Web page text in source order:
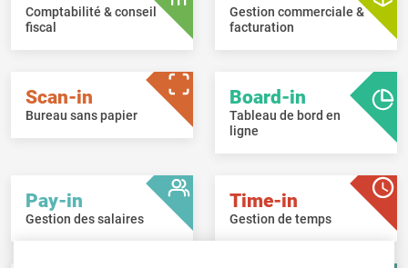
Comptabilité & conseil
fiscal
Gestion commerciale &
facturation
Scan-in
Bureau sans papier
Board-in
Tableau de bord en
ligne
Pay-in
Gestion des salaires
Time-in
Gestion de temps